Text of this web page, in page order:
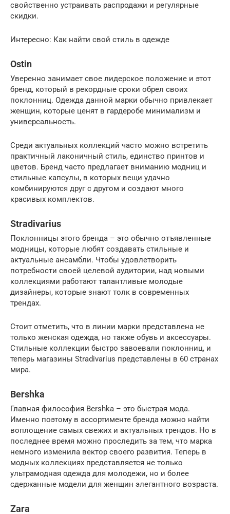
свойственно устраивать распродажи и регулярные
скидки.
Интересно: Как найти свой стиль в одежде
Ostin
Уверенно занимает свое лидерское положение и этот
бренд, который в рекордные сроки обрел своих
поклонниц. Одежда данной марки обычно привлекает
женщин, которые ценят в гардеробе минимализм и
универсальность.
Среди актуальных коллекций часто можно встретить
практичный лаконичный стиль, единство принтов и
цветов. Бренд часто предлагает вниманию модниц и
стильные капсулы, в которых вещи удачно
комбинируются друг с другом и создают много
красивых комплектов.
Stradivarius
Поклонницы этого бренда – это обычно отъявленные
модницы, которые любят создавать стильные и
актуальные ансамбли. Чтобы удовлетворить
потребности своей целевой аудитории, над новыми
коллекциями работают талантливые молодые
дизайнеры, которые знают толк в современных
трендах.
Стоит отметить, что в линии марки представлена не
только женская одежда, но также обувь и аксессуары.
Стильные коллекции быстро завоевали поклонниц, и
теперь магазины Stradivarius представлены в 60 странах
мира.
Bershka
Главная философия Bershka – это быстрая мода.
Именно поэтому в ассортименте бренда можно найти
воплощение самых свежих и актуальных трендов. Но в
последнее время можно проследить за тем, что марка
немного изменила вектор своего развития. Теперь в
модных коллекциях представляется не только
ультрамодная одежда для молодежи, но и более
сдержанные модели для женщин элегантного возраста.
Zara